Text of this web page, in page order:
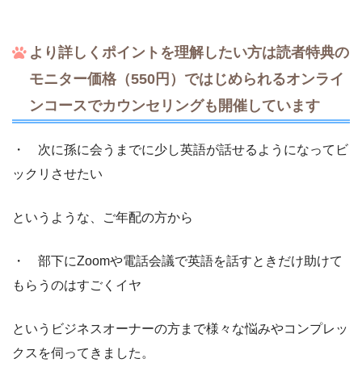
より詳しくポイントを理解したい方は読者特典の
モニター価格（550円）ではじめられるオンライ
ンコースでカウンセリングも開催しています
・ 次に孫に会うまでに少し英語が話せるようになってビ
ックリさせたい
というような、ご年配の方から
・ 部下にZoomや電話会議で英語を話すときだけ助けて
もらうのはすごくイヤ
というビジネスオーナーの方まで様々な悩みやコンプレッ
クスを伺ってきました。